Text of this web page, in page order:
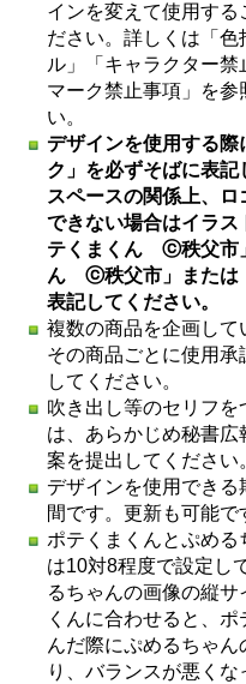
インを変えて使用する
ださい。詳しくは「色
ル」「キャラクター
マーク禁止事項」を参
い。
デザインを使用する際
ク」を必ずそばに表記
スペースの関係上、ロ
できない場合はイラス
テくまくん ⓒ秩父市
ん ⓒ秩父市」または
表記してください。
複数の商品を企画して
その商品ごとに使用承
してください。
吹き出し等のセリフを
は、あらかじめ秘書広
案を提出してください
デザインを使用できる
間です。更新も可能で
ポテくまくんとぷめる
は10対8程度で設定し
るちゃんの画像の縦サ
くんに合わせると、
んだ際にぷめるちゃん
り、バランスが悪くな